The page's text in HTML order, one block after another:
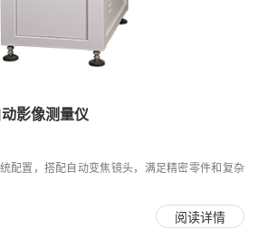
影像测量仪
配置，搭配自动变焦镜头，满足精密零件和复杂
阅读详情